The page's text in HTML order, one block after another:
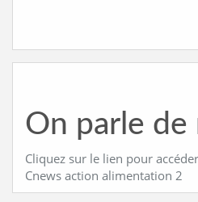
On parle
Cliquez sur le lien pour
Cnews action alimentation 2